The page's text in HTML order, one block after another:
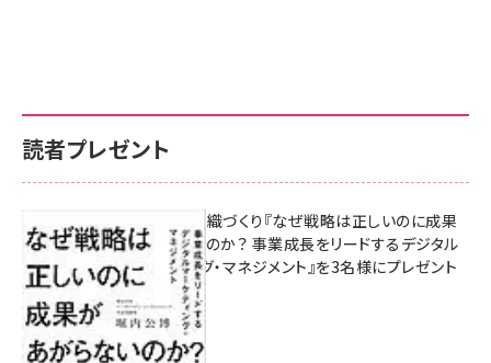
読者プレゼント
成果を生む組織づくり『なぜ戦略は正しいのに成果
があがらないのか？ 事業成長をリードするデジタル
マーケティング・マネジメント』を3名様にプレゼント
8月7日 10:00